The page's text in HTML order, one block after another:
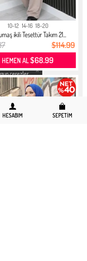
X
çerezler
HESABIM SEPETIM
10-12 14-16 18-20
ikili Tesettür Takım 21...
$114.99
HEMEN AL$68.99